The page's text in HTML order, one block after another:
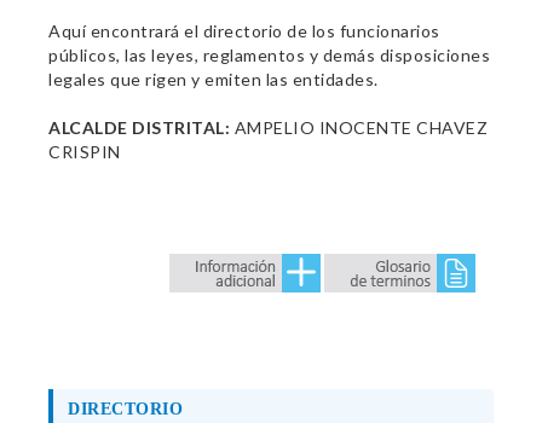
Aquí encontrará el directorio de los funcionarios
públicos, las leyes, reglamentos y demás disposiciones
legales que rigen y emiten las entidades.
ALCALDE DISTRITAL: AMPELIO INOCENTE CHAVEZ
CRISPIN
DIRECTORIO